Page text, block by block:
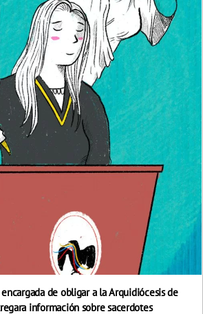
de obligar a la Arquidiócesis de
información sobre sacerdotes